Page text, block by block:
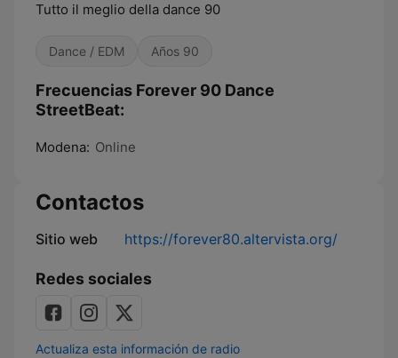
Tutto il meglio della dance 90
Dance / EDM Años 90
Frecuencias Forever 90 Dance
StreetBeat:
Modena: Online
Contactos
Sitio web https://forever80.altervista.org/
Redes sociales
Actualiza esta información de radio